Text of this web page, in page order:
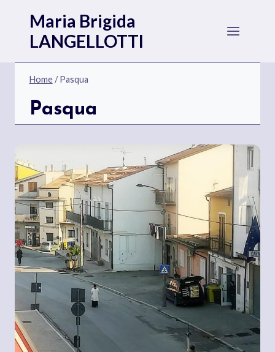
contenuto
Maria Brigida
LANGELLOTTI
Home/ Pasqua
Pasqua